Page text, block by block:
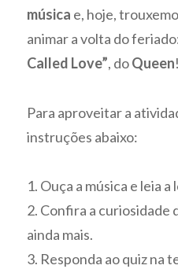
música e, hoje,
animar a volta do
Called Love”, doQueen!
Para aproveitar a
instruções abaixo:
1. Ouça a música e leia
2. Confira a curiosidade
ainda mais.
3. Responda ao quiz na